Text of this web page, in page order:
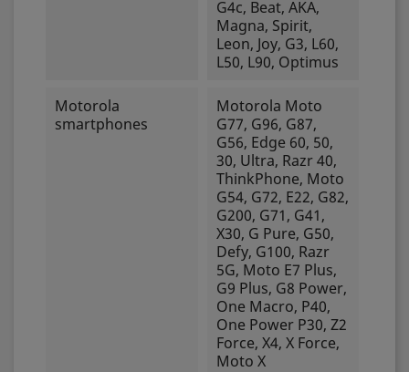
G4c, Beat, AKA,
Magna, Spirit,
Leon, Joy, G3, L60,
L50, L90, Optimus
Motorola
smartphones
Motorola Moto
G77, G96, G87,
G56, Edge 60, 50,
30, Ultra, Razr 40,
ThinkPhone, Moto
G54, G72, E22, G82,
G200, G71, G41,
X30, G Pure, G50,
Defy, G100, Razr
5G, Moto E7 Plus,
G9 Plus, G8 Power,
One Macro, P40,
One Power P30, Z2
Force, X4, X Force,
Moto X